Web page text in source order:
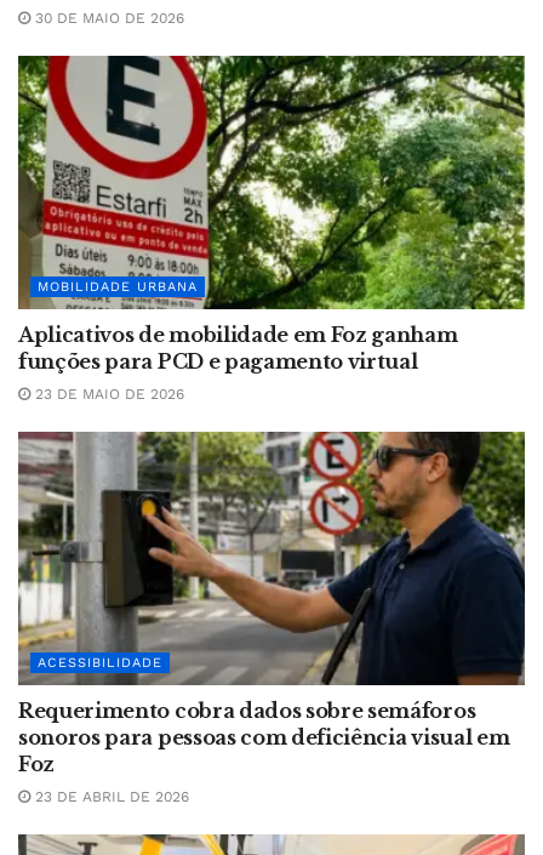
30 DE MAIO DE 2026
MOBILIDADE URBANA
Aplicativos de mobilidade em Foz ganham
funções para PCD e pagamento virtual
23 DE MAIO DE 2026
ACESSIBILIDADE
Requerimento cobra dados sobre semáforos
sonoros para pessoas com deficiência visual em
Foz
23 DE ABRIL DE 2026